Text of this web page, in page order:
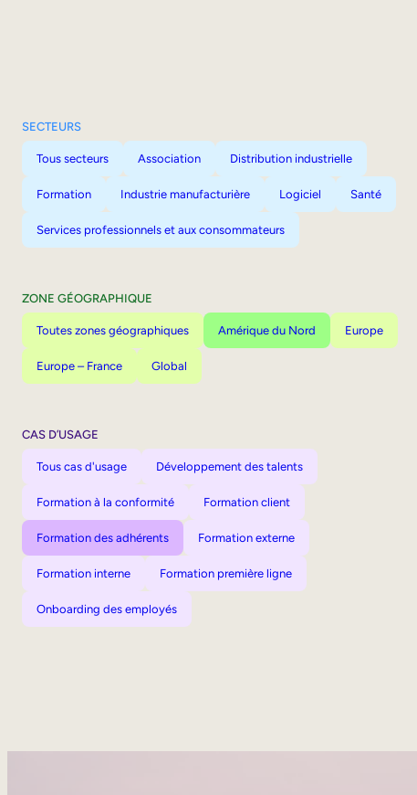
SECTEURS
Tous secteurs Association Distribution industrielle
Formation Industrie manufacturière Logiciel Santé
Services professionnels et aux consommateurs
ZONE GÉOGRAPHIQUE
Toutes zones géographiques Amérique du Nord Europe
Europe – France Global
CAS D’USAGE
Tous cas d'usage Développement des talents
Formation à la conformité Formation client
Formation des adhérents Formation externe
Formation interne Formation première ligne
Onboarding des employés